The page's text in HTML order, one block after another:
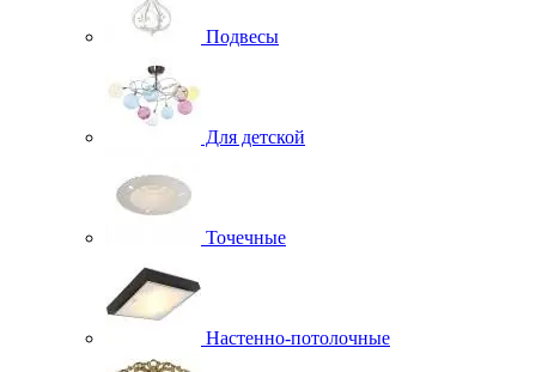
Подвесы
Для детской
Точечные
Настенно-потолочные